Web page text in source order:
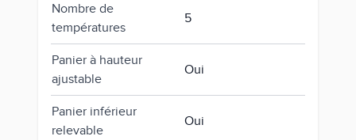
Nombre de
températures
5
Panier à hauteur
ajustable
Oui
Panier inférieur
relevable
Oui